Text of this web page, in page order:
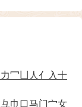
力冖凵人亻 入十
彑巾口马门宀女